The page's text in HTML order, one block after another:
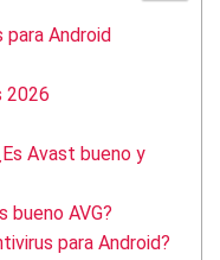
Android
2026
Avast bueno y
bueno AVG?
para Android?